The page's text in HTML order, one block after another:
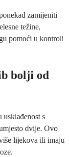
zamijeniti
težine,
pomoći u kontroli
bolji od
s
dvije. Ovo
lijekova ili imaju